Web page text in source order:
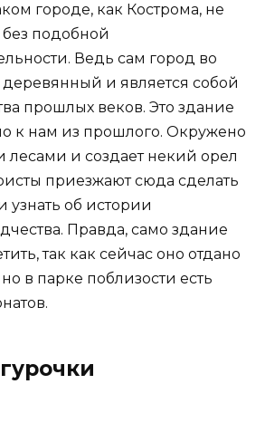
городе, как Кострома, не
подобной
Ведь сам город во
и является собой
прошлых веков. Это здание
к нам из прошлого. Окружено
лесами и создает некий орел
приезжают сюда сделать
узнать об истории
Правда, само здание
так как сейчас оно отдано
в парке поблизости есть